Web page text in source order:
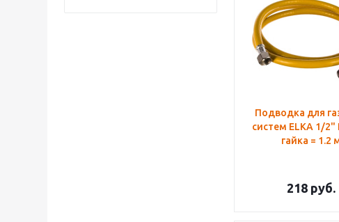
Подводка для
систем ELKA 1/2"
гайка = 1.2
218руб.